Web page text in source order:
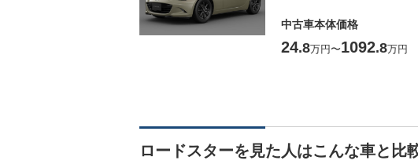
中古車本体価格
24.8万円〜1092.8万円
ロードスターを見た人はこんな車と比